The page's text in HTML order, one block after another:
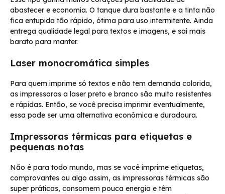
abastecer e economia. O tanque dura bastante e a tinta não
fica entupida tão rápido, ótima para uso intermitente. Ainda
entrega qualidade legal para textos e imagens, e sai mais
barato para manter.
Laser monocromática simples
Para quem imprime só textos e não tem demanda colorida,
as impressoras a laser preto e branco são muito resistentes
e rápidas. Então, se você precisa imprimir eventualmente,
essa pode ser uma alternativa econômica e duradoura.
Impressoras térmicas para etiquetas e
pequenas notas
Não é para todo mundo, mas se você imprime etiquetas,
comprovantes ou algo assim, as impressoras térmicas são
super práticas, consomem pouca energia e têm